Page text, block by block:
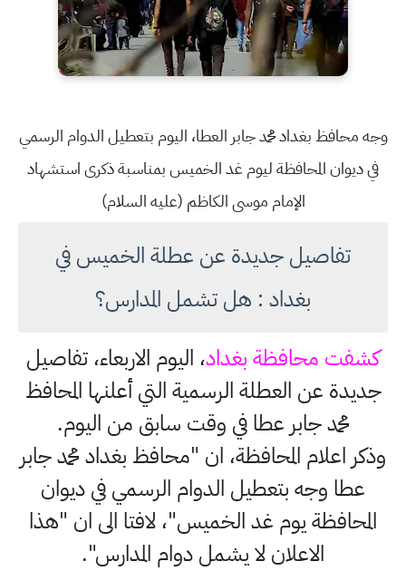
وجه محافظ بغداد محمد جابر العطا، اليوم بتعطيل الدوام الرسمي
في ديوان المحافظة ليوم غد الخميس بمناسبة ذكرى استشهاد
الإمام موسى الكاظم (عليه السلام)
تفاصيل جديدة عن عطلة الخميس في
بغداد : هل تشمل المدارس؟
كشفت محافظة بغداد، اليوم الاربعاء، تفاصيل
جديدة عن العطلة الرسمية التي أعلنها المحافظ
محمد جابر عطا في وقت سابق من اليوم.
وذكر اعلام المحافظة، ان "محافظ بغداد محمد جابر
عطا وجه بتعطيل الدوام الرسمي في ديوان
المحافظة يوم غد الخميس"، لافتا الى ان "هذا
الاعلان لا يشمل دوام المدارس".